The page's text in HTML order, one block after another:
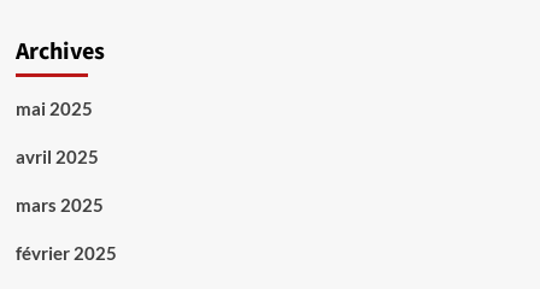
Archives
mai 2025
avril 2025
mars 2025
février 2025